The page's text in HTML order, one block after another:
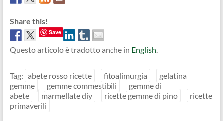
Share this!
Save
Questo articolo è tradotto anche in English.
Tag: abete rosso ricette fitoalimurgia
gelatina
gemme
gemme commestibili
gemme di
abete
marmellate diy ricette gemme di pino
ricette
primaverili